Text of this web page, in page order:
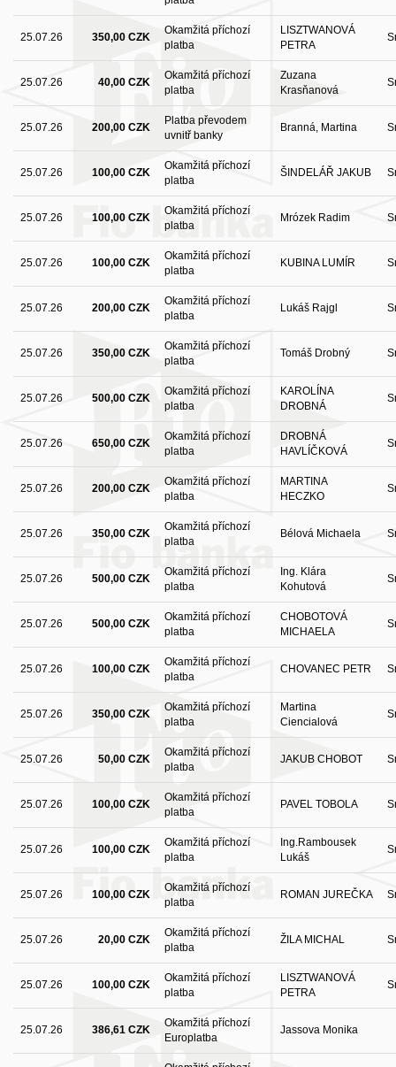
25.07.26 350,00 CZK
Okamžitá příchozí
platba
LISZTWANOVÁ
PETRA
25.07.26 40,00 CZK
Okamžitá příchozí
platba
Zuzana
Krasňanová
25.07.26 200,00 CZK
Platba převodem
uvnitř banky
Branná, Martina
25.07.26 100,00 CZK
Okamžitá příchozí
platba
ŠINDELÁŘ JAKUB
25.07.26 100,00 CZK
Okamžitá příchozí
platba
Mrózek Radim
25.07.26 100,00 CZK
Okamžitá příchozí
platba
KUBINA LUMÍR
25.07.26 200,00 CZK
Okamžitá příchozí
platba
Lukáš Rajgl
25.07.26 350,00 CZK
Okamžitá příchozí
platba
Tomáš Drobný
25.07.26 500,00 CZK
Okamžitá příchozí
platba
KAROLÍNA
DROBNÁ
25.07.26 650,00 CZK
Okamžitá příchozí
platba
DROBNÁ
HAVLÍČKOVÁ
25.07.26 200,00 CZK
Okamžitá příchozí
platba
MARTINA
HECZKO
25.07.26 350,00 CZK
Okamžitá příchozí
platba
Bélová Michaela
25.07.26 500,00 CZK
Okamžitá příchozí
platba
Ing. Klára
Kohutová
25.07.26 500,00 CZK
Okamžitá příchozí
platba
CHOBOTOVÁ
MICHAELA
25.07.26 100,00 CZK
Okamžitá příchozí
platba
CHOVANEC PETR
25.07.26 350,00 CZK
Okamžitá příchozí
platba
Martina
Ciencialová
25.07.26 50,00 CZK
Okamžitá příchozí
platba
JAKUB CHOBOT
25.07.26 100,00 CZK
Okamžitá příchozí
platba
PAVEL TOBOLA
25.07.26 100,00 CZK
Okamžitá příchozí
platba
Ing.Rambousek
Lukáš
25.07.26 100,00 CZK
Okamžitá příchozí
platba
ROMAN JUREČKA
25.07.26 20,00 CZK
Okamžitá příchozí
platba
ŽILA MICHAL
25.07.26 100,00 CZK
Okamžitá příchozí
platba
LISZTWANOVÁ
PETRA
25.07.26 386,61 CZK
Okamžitá příchozí
Europlatba
Jassova Monika